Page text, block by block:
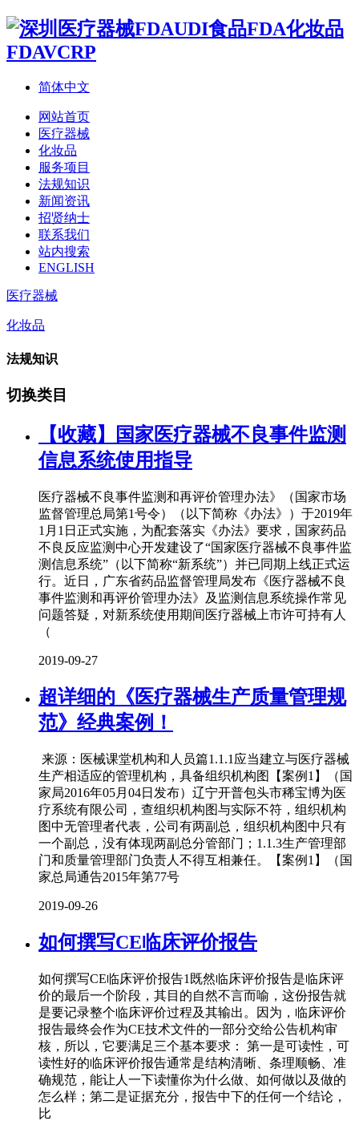
简体中文
网站首页
医疗器械
化妆品
服务项目
法规知识
新闻资讯
招贤纳士
联系我们
站内搜索
ENGLISH
医疗器械
化妆品
法规知识
切换类目
【收藏】国家医疗器械不良事件监测
信息系统使用指导
医疗器械不良事件监测和再评价管理办法》（国家市场
监督管理总局第1号令）（以下简称《办法》）于2019年
1月1日正式实施，为配套落实《办法》要求，国家药品
不良反应监测中心开发建设了“国家医疗器械不良事件监
测信息系统”（以下简称“新系统”）并已同期上线正式运
行。近日，广东省药品监督管理局发布《医疗器械不良
事件监测和再评价管理办法》及监测信息系统操作常见
问题答疑，对新系统使用期间医疗器械上市许可持有人
（
2019-09-27
超详细的《医疗器械生产质量管理规
范》经典案例！
来源：医械课堂机构和人员篇1.1.1应当建立与医疗器械
生产相适应的管理机构，具备组织机构图【案例1】（国
家局2016年05月04日发布）辽宁开普包头市稀宝博为医
疗系统有限公司，查组织机构图与实际不符，组织机构
图中无管理者代表，公司有两副总，组织机构图中只有
一个副总，没有体现两副总分管部门；1.1.3生产管理部
门和质量管理部门负责人不得互相兼任。【案例1】（国
家总局通告2015年第77号
2019-09-26
如何撰写CE临床评价报告
如何撰写CE临床评价报告1既然临床评价报告是临床评
价的最后一个阶段，其目的自然不言而喻，这份报告就
是要记录整个临床评价过程及其输出。因为，临床评价
报告最终会作为CE技术文件的一部分交给公告机构审
核，所以，它要满足三个基本要求： 第一是可读性，可
读性好的临床评价报告通常是结构清晰、条理顺畅、准
确规范，能让人一下读懂你为什么做、如何做以及做的
怎么样；第二是证据充分，报告中下的任何一个结论，
比